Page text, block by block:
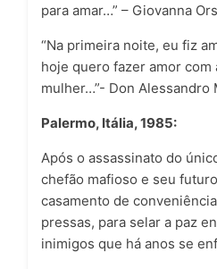
para amar…” – Giovanna
“Na primeira noite, eu fiz
hoje quero fazer amor com
mulher…”- Don Alessandro
Palermo, Itália, 1985:
Após o assassinato do
chefão mafioso e seu
casamento de
pressas, para selar a paz
inimigos que há anos se